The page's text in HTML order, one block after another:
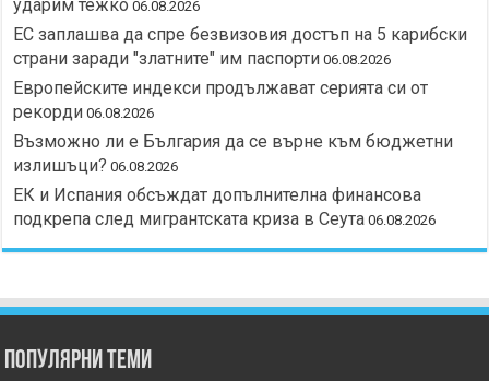
ударим тежко 06.08.2026
ЕС заплашва да спре безвизовия достъп на 5 карибски
страни заради "златните" им паспорти 06.08.2026
Европейските индекси продължават серията си от
рекорди 06.08.2026
Възможно ли е България да се върне към бюджетни
излишъци? 06.08.2026
ЕК и Испания обсъждат допълнителна финансова
подкрепа след мигрантската криза в Сеута 06.08.2026
Популярни теми